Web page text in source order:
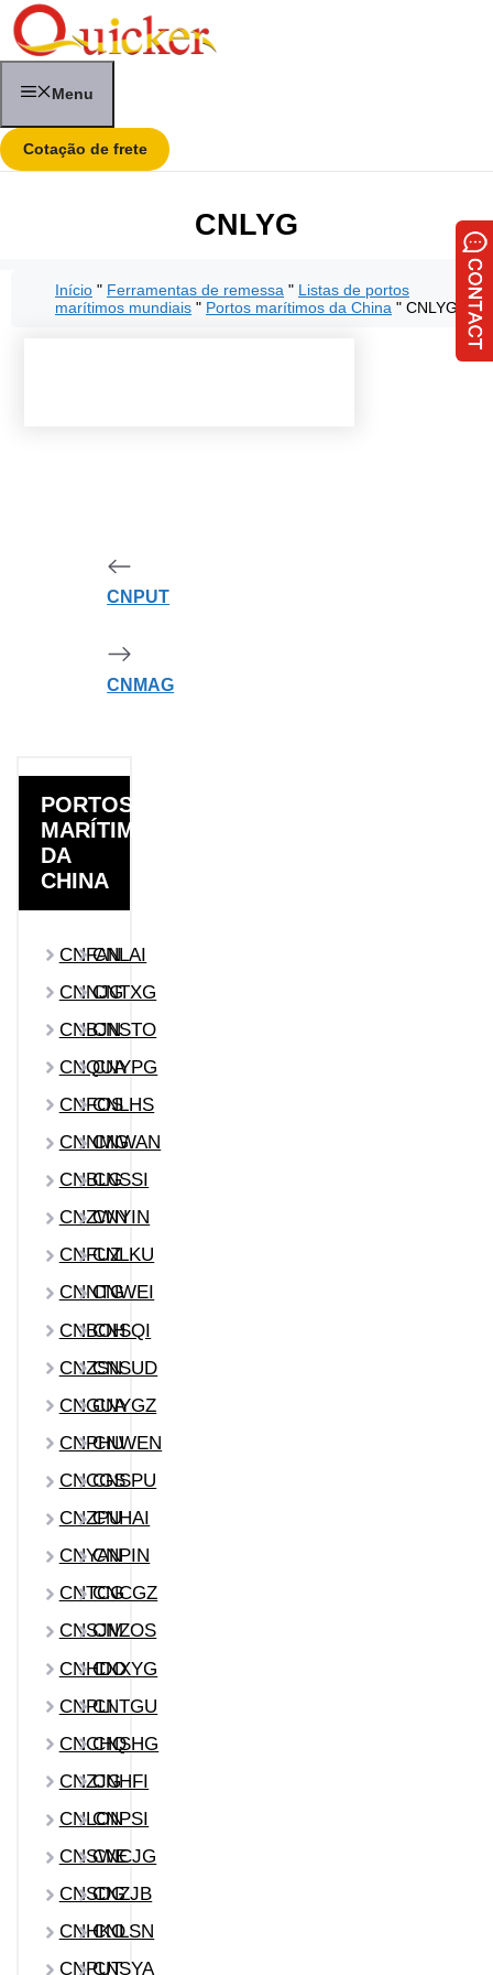
Pular
para
Menu
Cotação de frete
CNLYG
Início " Ferramentas de remessa " Listas de portos
marítimos mundiais " Portos marítimos da China " CNLYG
CNPUT
CNMAG
PORTOS
MARÍTIMOS
DA
CHINA
CNFANCNLAI
CNNJGCNTXG
CNBJNCNSTO
CNQUACNYPG
CNFOSCNLHS
CNNMG
CNWAN
CNBLG
CNSSI
CNZWN
CNYIN
CNFUZCNLKU
CNNTG
CNWEI
CNBOH
CNSQI
CNZSNCNSUD
CNGUACNYGZ
CNPHUCNWEN
CNCGSCNSPU
CNZPUCNHAI
CNYANCNPIN
CNTCGCNCGZ
CNSJMCNZOS
CNHDOCNXYG
CNPLICNTGU
CNCHQCNSHG
CNZJGCNHFI
CNLON
CNPSI
CNSWE
CNCJG
CNSDG
CNZJB
CNHKO
CNLSN
CNPUTCNSYA